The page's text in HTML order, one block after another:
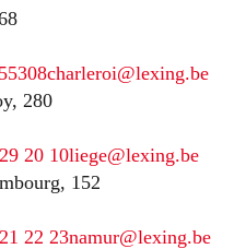
charleroi@lexing.be
280
20 10liege@lexing.be
152
22 23namur@lexing.be